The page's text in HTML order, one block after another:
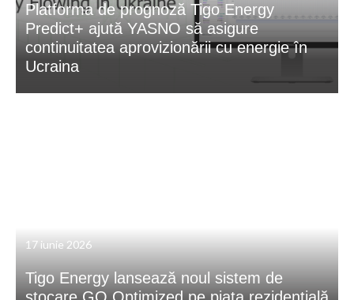
Platforma de prognoză Tigo Energy
Predict+ ajută YASNO să asigure
continuitatea aprovizionării cu energie în
Ucraina
17 iunie 2026
Tigo Energy lansează noul sistem de